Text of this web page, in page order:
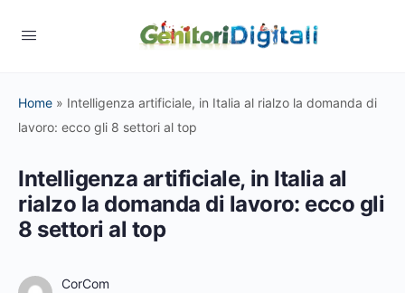
Home » Intelligenza artificiale, in Italia al rialzo la domanda di
lavoro: ecco gli 8 settori al top
Intelligenza artificiale, in Italia al
rialzo la domanda di lavoro: ecco gli
8 settori al top
CorCom